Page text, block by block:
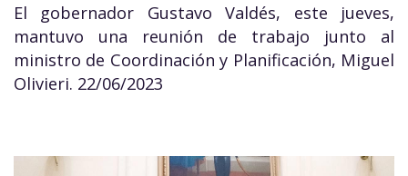
El gobernador Gustavo Valdés, este jueves,
mantuvo una reunión de trabajo junto al
ministro de Coordinación y Planificación, Miguel
Olivieri. 22/06/2023